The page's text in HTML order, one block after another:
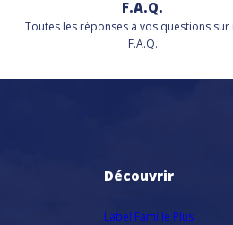
F.A.Q.
Toutes les réponses à vos questions sur
F.A.Q.
Découvrir
Label Famille Plus